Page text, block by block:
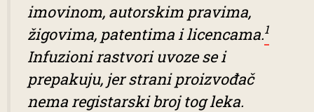
imovinom, autorskim pravima,
žigovima, patentima i licencama.1
Infuzioni rastvori uvoze se i
prepakuju, jer strani proizvođač
nema registarski broj tog leka.